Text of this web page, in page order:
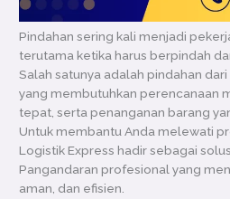
Pindahan sering kali menjadi
terutama ketika harus berpindah
Salah satunya adalah pindahan
yang membutuhkan perencanaan
tepat, serta penanganan barang
Untuk membantu Anda melewati
Logistik Express hadir sebagai
Pangandaran profesional yang
aman, dan efisien.